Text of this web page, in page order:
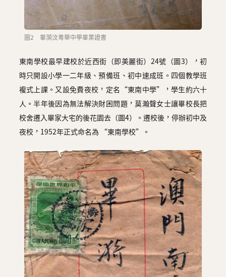
圖2 畢漪汶粵華中學畢業證書
東南學校最早建校於近西街（即美麗街）24號（圖3），初
時只開設小學一二年級、預備班、初中速成班。四個教學班
複式上課。又設免費夜校，定名“東南中學”，學生約六十
人。半年後因為無法解決財困問題，莫瀚聲女士讓畢校長把
校舍遷入畢家大宅的後花園去（圖4）。遷校後，停辦初中及
夜校，1952年正式命名為 “東南學校”。